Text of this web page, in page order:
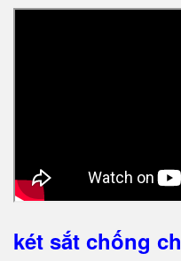
két sắt chống